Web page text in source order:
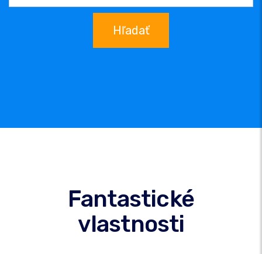
Hľadať
Fantastické
vlastnosti